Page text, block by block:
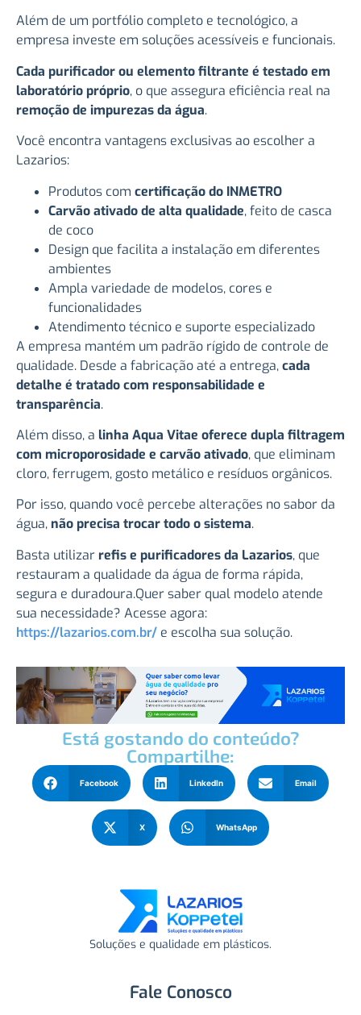
Além de um portfólio completo e tecnológico, a
empresa investe em soluções acessíveis e funcionais.
Cada purificador ou elemento filtrante é testado em
laboratório próprio, o que assegura eficiência real na
remoção de impurezas da água.
Você encontra vantagens exclusivas ao escolher a
Lazarios:
Produtos com certificação do INMETRO
Carvão ativado de alta qualidade, feito de casca
de coco
Design que facilita a instalação em diferentes
ambientes
Ampla variedade de modelos, cores e
funcionalidades
Atendimento técnico e suporte especializado
A empresa mantém um padrão rígido de controle de
qualidade. Desde a fabricação até a entrega,cada
detalhe é tratado com responsabilidade e
transparência.
Além disso, a linha Aqua Vitae oferece dupla filtragem
com microporosidade e carvão ativado, que eliminam
cloro, ferrugem, gosto metálico e resíduos orgânicos.
Por isso, quando você percebe alterações no sabor da
água, não precisa trocar todo o sistema.
Basta utilizar refis e purificadores da Lazarios, que
restauram a qualidade da água de forma rápida,
segura e duradoura.Quer saber qual modelo atende
sua necessidade? Acesse agora:
https://lazarios.com.br/ e escolha sua solução.
Está gostando do conteúdo?
Compartilhe:
Facebook LinkedIn Email
X WhatsApp
Soluções e qualidade em plásticos.
Fale Conosco